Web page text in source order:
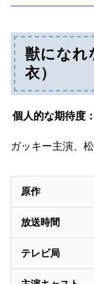
獣になれ
衣）
個人的な期待度：
ガッキー主演、
原作
放送時間
テレビ局